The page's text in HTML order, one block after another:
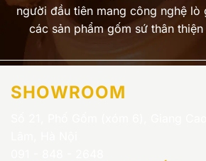
người đầu tiên mang công nghệ lò
các sản phẩm gốm sứ thân
SHOWROOM